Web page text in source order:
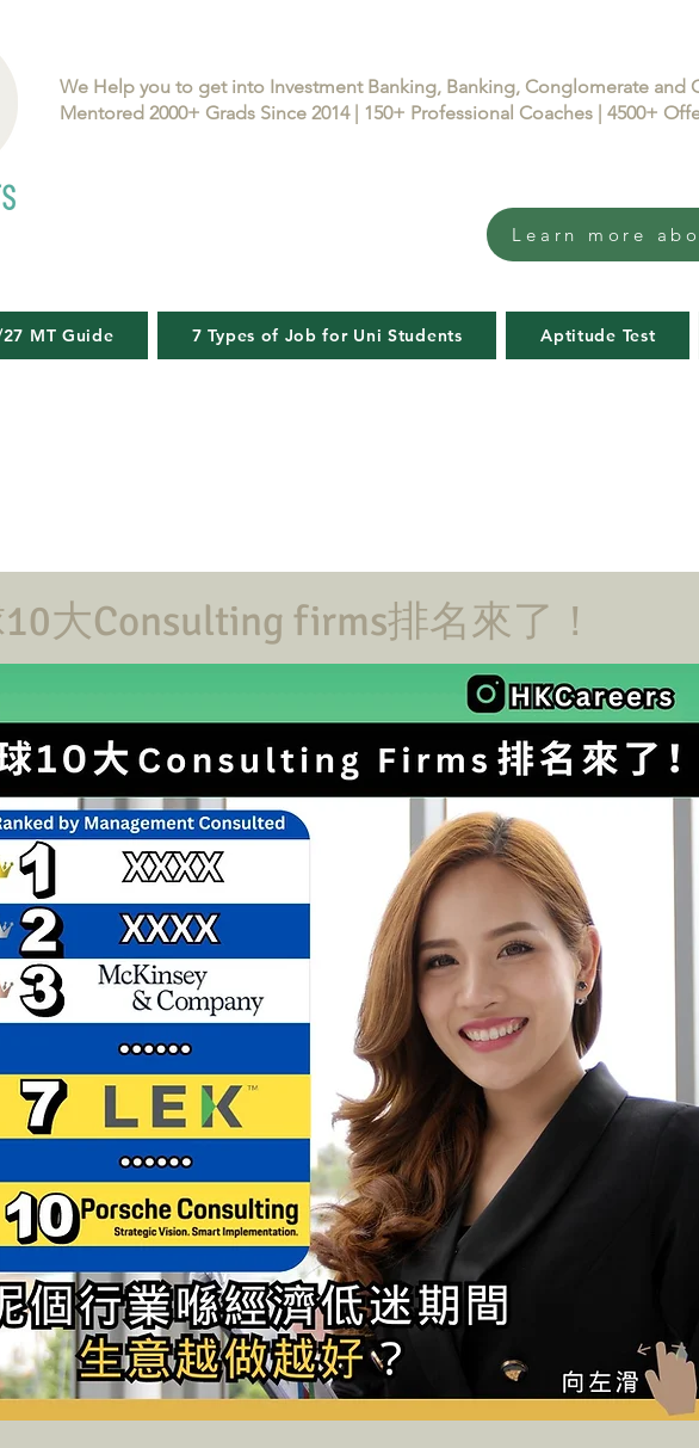
We Help you to get into Investment Banking, Banking, Conglomerate
Mentored 2000+ Grads Since 2014 | 150+ Professional Coaches | 4500+
Learn more
MT Guide 7 Types of Job for Uni Students Aptitude Test
大Consulting firms排名來了！